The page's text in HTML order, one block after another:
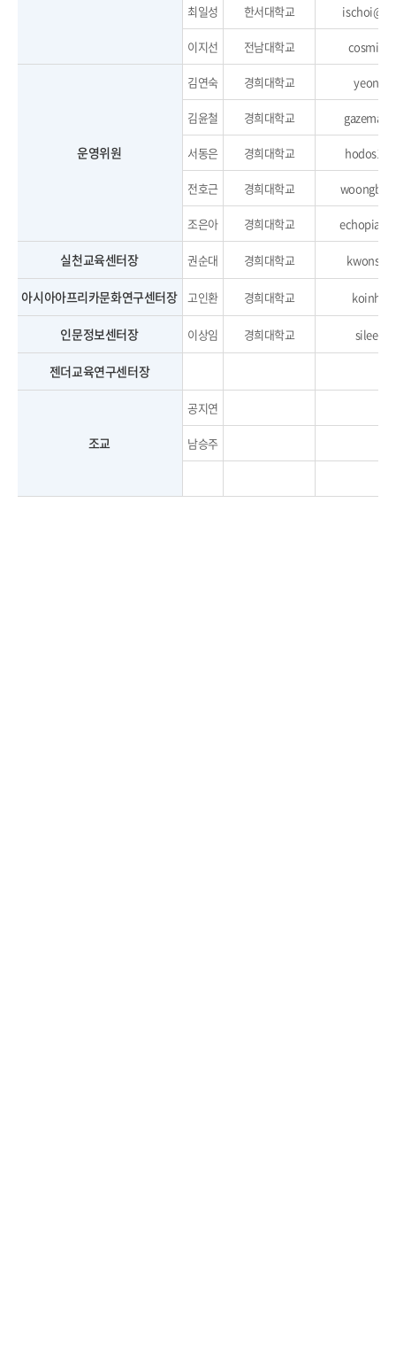
최일성 한서대학교
이지선 전남대학교
운영위원
김연숙 경희대학교
김윤철 경희대학교
서동은 경희대학교
전호근 경희대학교
조은아 경희대학교
실천교육센터장 권순대 경희대학교
아시아아프리카문화연구센터장 고인환 경희대학교
인문정보센터장 이상임 경희대학교
젠더교육연구센터장
조교
공지연
남승주